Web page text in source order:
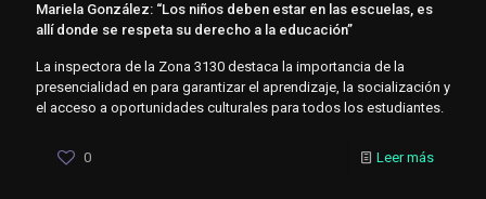
Mariela González: “Los niños deben estar en las escuelas, es
allí donde se respeta su derecho a la educación”
La inspectora de la Zona 3130 destaca la importancia de la
presencialidad en para garantizar el aprendizaje, la socialización y
el acceso a oportunidades culturales para todos los estudiantes.
0 Leer más